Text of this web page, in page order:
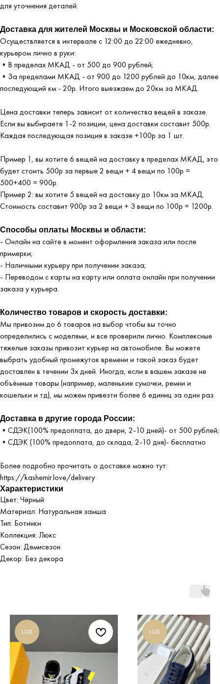
для уточнения деталей.
Доставка для жителей Москвы и Московской области:
Осуществляется в интервале с 12:00 до 22:00 ежедневно,
курьером лично в руки:
•В пределах МКАД - от 500 до 900 рублей;
•За пределами МКАД - от 900 до 1200 рублей до 10км, далее
последующий км - 20р. Итого выезжаем до 20км за МКАД.
Цена доставки теперь зависит от количества вещей в заказе.
Если вы выбираете 1-2 позиции, цена доставки составит 500р.
Каждая последующая позиция в заказе +100р за 1 шт.
Пример 1, вы хотите 6 вещей на доставку в пределах МКАД, это
будет стоить 500р за первые 2 вещи + 4 вещи по 100р =
500+400 = 900р.
Пример 2: вы хотите 5 вещей на доставку до 10км за МКАД.
Стоимость составит 900р за 2 вещи + 3 вещи по 100р = 1200р.
Способы оплаты Москвы и области:
- Онлайн на сайте в момент оформления заказа или после
примерки;
- Наличными курьеру при получении заказа;
- Переводом с карты на карту или оплата онлайн при получении
заказа у курьера.
Количество товаров и скорость доставки:
Мы привозим до 6 товаров на выбор чтобы вы точно
определились с моделями, и все проверили лично. Комплексные
тяжелые заказы привозит курьер на автомобиле. Вы можете
выбрать удобный промежуток времени и такой заказ будет
доставлен в течении 3х дней. Иногда, если в вашем заказе не
объёмные товары (например, маленькие сумочки, ремни и
кошельки и тд), мы можем привезти более 6 единиц за один раз.
Доставка в другие города России:
•СДЭК(100% предоплата, до двери, 2-10 дней)- от 500 рублей;
•СДЭК (100% предоплата, до склада, 2-10 дня)- бесплатно
Более подробно прочитать о доставке можно тут:
https://kashemir.love/delivery
Характеристики
Цвет: Чёрный
Материал: Натуральная замша
Тип: Ботинки
Коллекция: Люкс
Сезон: Демисезон
Декор: Без декора
LUX LUX